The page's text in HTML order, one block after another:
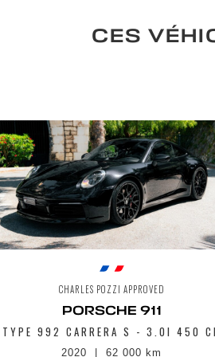
CES
CHARLES POZZI APPROVED
PORSCHE 911
TYPE 992 CARRERA S - 3.0I 450
2020 62 000 km